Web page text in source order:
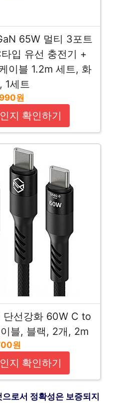
65W 멀티 3포트
입 유선 충전기 +
이블 1.2m 세트, 화
1세트
원
지 확인하기
단선강화 60W C to
블, 블랙, 2개, 2m
원
지 확인하기
로서 정확성은 보증되지